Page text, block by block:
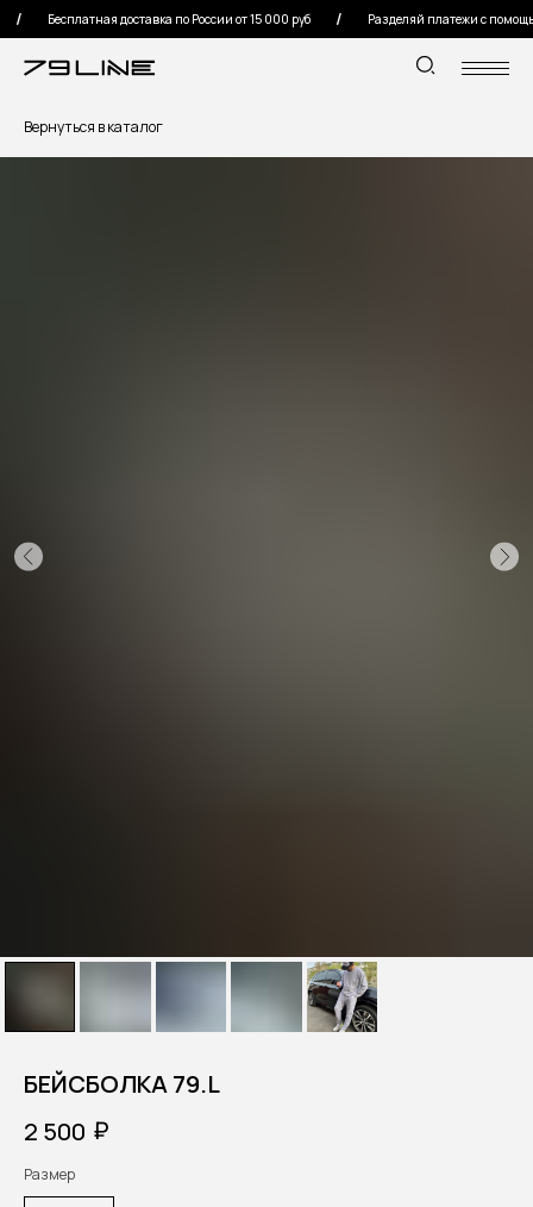
Бесплатная доставка по России от 15 000 руб Разделяй платежи с
Вернуться в каталог
БEЙСБОЛКА 79.L
2 500 ₽
Размер